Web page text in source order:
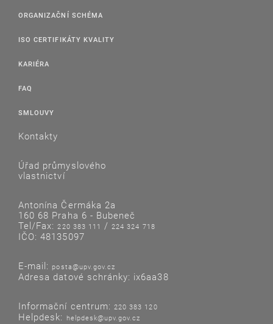
ORGANIZAČNÍ SCHÉMA
ISO CERTIFIKÁTY KVALITY
KARIÉRA
FAQ
SMLOUVY
Kontakty
Úřad průmyslového
vlastnictví
Antonína Čermáka 2a
160 68 Praha 6 - Bubeneč
Tel/Fax:220 383 111 /224 324 718
IČO: 48135097
E-mail: posta@upv.gov.cz
Adresa datové schránky: ix6aa38
Informační centrum: 220 383 120
Helpdesk: helpdesk@upv.gov.cz